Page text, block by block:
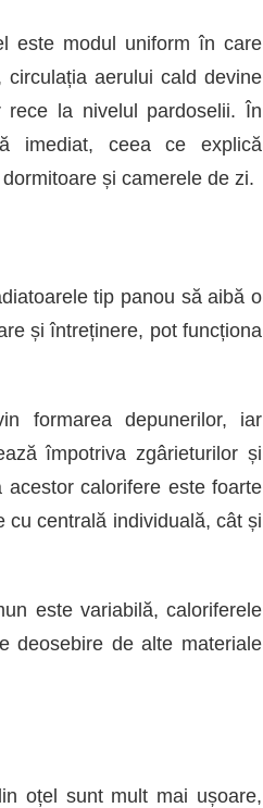
este modul uniform în care
circulația aerului cald devine
rece la nivelul pardoselii. În
imediat, ceea ce explică
și camerele de zi.
tip panou să aibă o
și întreținere, pot funcționa
formarea depunerilor, iar
împotriva zgârieturilor și
calorifere este foarte
cu centrală individuală, cât și
este variabilă, caloriferele
deosebire de alte materiale
oțel sunt mult mai ușoare,